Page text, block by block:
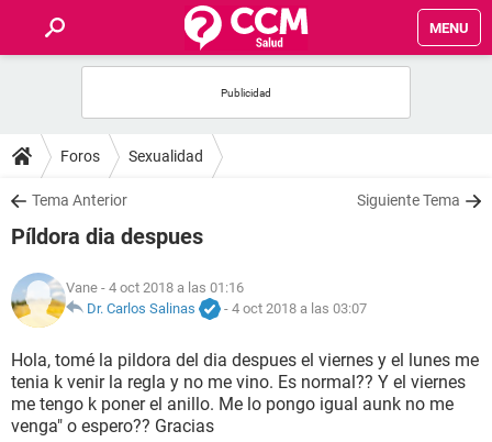
MENU
FOROS
SALUD
NUTRICIÓN
BIENESTAR
SEXUALIDAD
Foros Sexualidad
Tema Anterior Siguiente Tema
Píldora dia despues
Vane - 4 oct 2018 a las 01:16
Dr. Carlos Salinas
- 4 oct 2018 a las 03:07
Hola, tomé la pildora del dia despues el viernes y el lunes me
tenia k venir la regla y no me vino. Es normal?? Y el viernes
me tengo k poner el anillo. Me lo pongo igual aunk no me
venga" o espero?? Gracias